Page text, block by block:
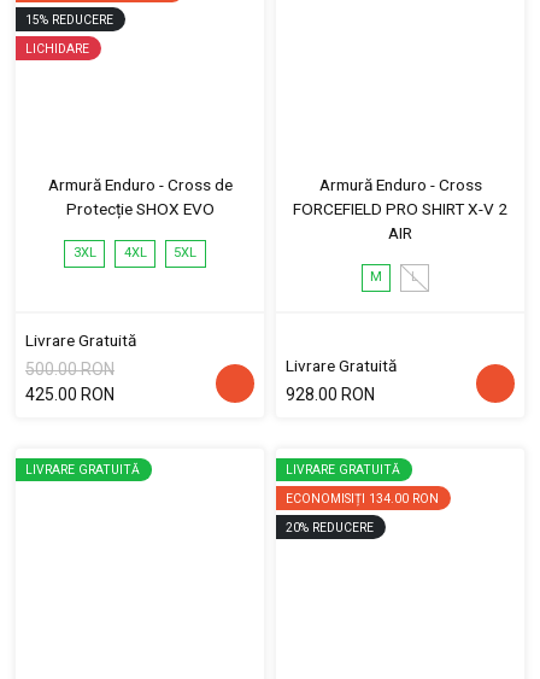
15% REDUCERE
LICHIDARE
Armură Enduro - Cross de
Protecție SHOX EVO
3XL 4XL 5XL
Livrare Gratuită
500.00 RON
425.00 RON
Armură Enduro - Cross
FORCEFIELD PRO SHIRT X-V 2
AIR
M L
Livrare Gratuită
928.00 RON
LIVRARE GRATUITĂ
LIVRARE GRATUITĂ
ECONOMISIȚI 134.00 RON
20% REDUCERE